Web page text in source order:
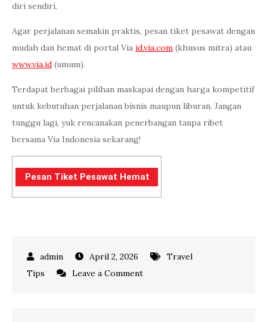
diri sendiri.
Agar perjalanan semakin praktis, pesan tiket pesawat dengan
mudah dan hemat di portal Via id.via.com (khusus mitra) atau
www.via.id (umum).
Terdapat berbagai pilihan maskapai dengan harga kompetitif
untuk kebutuhan perjalanan bisnis maupun liburan. Jangan
tunggu lagi, yuk rencanakan penerbangan tanpa ribet
bersama Via Indonesia sekarang!
Pesan Tiket Pesawat Hemat
April 2, 2026
Travel
Tips
Leave a Commenton